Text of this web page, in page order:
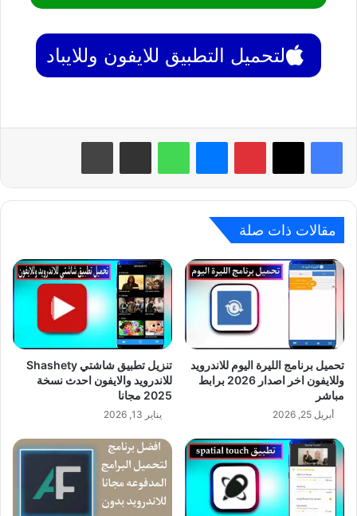
لتحميل التطبيق للايفون وللايباد
بينتيريست واتساب
مقالات ذات صلة
تحميل برنامج الليرة اليوم للاندرويد
وللايفون اخر اصدار 2026 برابط
مباشر
أبريل 25, 2026
تنزيل تطبيق شاشتي Shashety
للاندرويد والايفون احدث نسخة
2025 مجانا
يناير 13, 2026